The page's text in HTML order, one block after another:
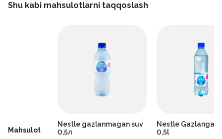
Shu kabi mahsulotlarni taqqoslash
Mahsulot
Nestle gazlanmagan suv
0,5л
Nestle Gazlangan
0,5l